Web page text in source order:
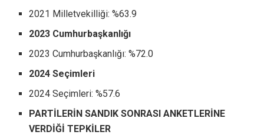
2021 Milletvekilliği: %63.9
2023 Cumhurbaşkanlığı
2023 Cumhurbaşkanlığı: %72.0
2024 Seçimleri
2024 Seçimleri: %57.6
PARTİLERİN SANDIK SONRASI ANKETLERİNE
VERDİĞİ TEPKİLER